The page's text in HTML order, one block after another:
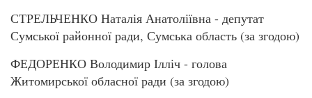
СТРЕЛЬЧЕНКО Наталія Анатоліївна - депутат
Сумської районної ради, Сумська область (за згодою)
ФЕДОРЕНКО Володимир Ілліч - голова
Житомирської обласної ради (за згодою)